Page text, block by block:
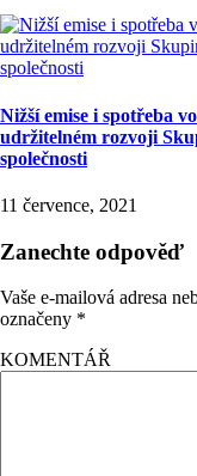
Nižší emise i spotřeba
udržitelném rozvoji
společnosti
11 července, 2021
Zanechte odpověď
Vaše e-mailová adresa
označeny *
KOMENTÁŘ